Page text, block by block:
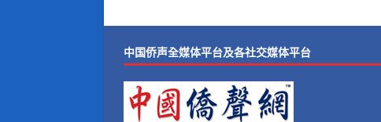
中国侨声全媒体平台及各社交媒体平台